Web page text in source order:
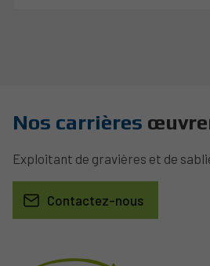
Nos carrières
Exploitant de gravières et de
Contactez-nous